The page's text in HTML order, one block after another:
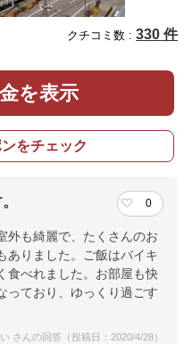
クチコミ数 : 330 件
を表示
をチェック
0
外も綺麗で、たくさんのお
ありました。ご飯はバイキ
食べれました。お部屋も快
っており、ゆっくり過ごす
さんの回答（投稿日：2020/4/28）